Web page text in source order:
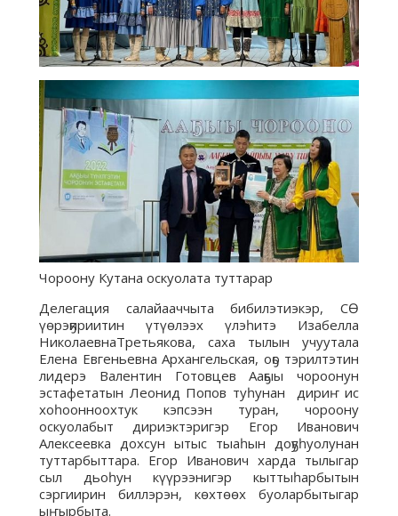
Чороону Кутана оскуолата туттарар
Делегация салайааччыта бибилэтиэкэр, СӨ
үөрэҕириитин үтүөлээх үлэһитэ Изабелла
НиколаевнаТретьякова, саха тылын учуутала
Елена Евгеньевна Архангельская, оҕо тэрилтэтин
лидерэ Валентин Готовцев Ааҕыы чороонун
эстафетатын Леонид Попов туһунан дириҥ ис
хоһоонноохтук кэпсээн туран, чороону
оскуолабыт дириэктэригэр Егор Иванович
Алексеевка дохсун ытыс тыаһын доҕуһуолунан
туттарбыттара. Егор Иванович харда тылыгар
сыл дьоһун күүрээнигэр кыттыһарбытын
сэргиирин биллэрэн, көхтөөх буоларбытыгар
ыҥырбыта.